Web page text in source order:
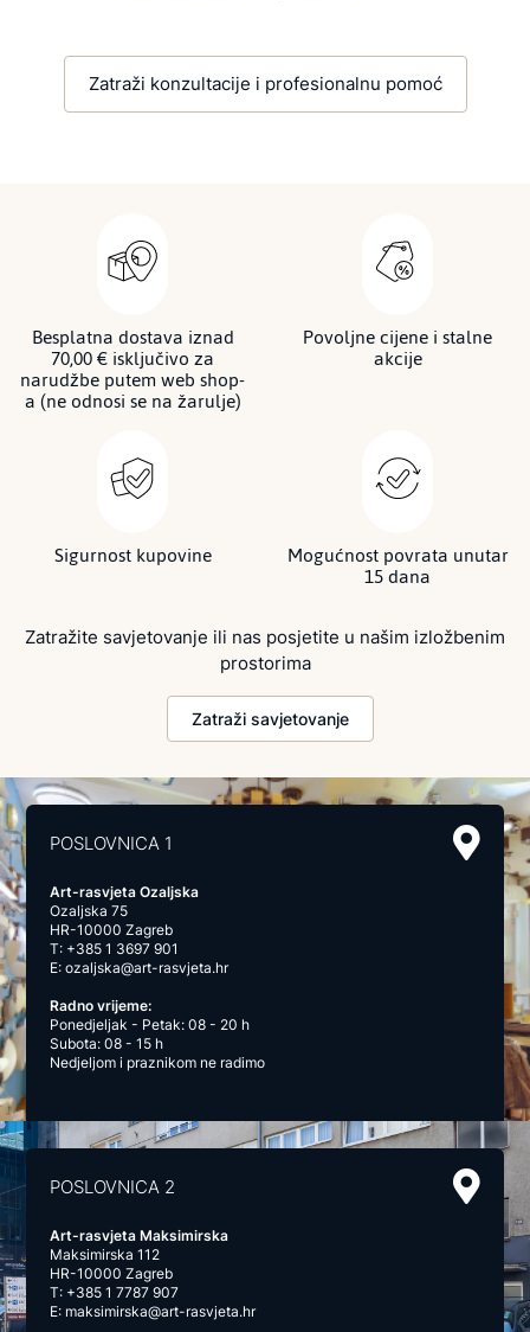
Zatraži konzultacije i profesionalnu pomoć
Besplatna dostava iznad
70,00 € isključivo za
narudžbe putem web shop-
a (ne odnosi se na žarulje)
Povoljne cijene i stalne
akcije
Sigurnost kupovine Mogućnost povrata unutar
15 dana
Zatražite savjetovanje ili nas posjetite u našim izložbenim
prostorima
Zatraži savjetovanje
POSLOVNICA 1
Art-rasvjeta Ozaljska
Ozaljska 75
HR-10000 Zagreb
T: +385 1 3697 901
E:ozaljska@art-rasvjeta.hr
Radno vrijeme:
Ponedjeljak - Petak: 08 - 20 h
Subota: 08 - 15 h
Nedjeljom i praznikom ne radimo
POSLOVNICA 2
Art-rasvjeta Maksimirska
Maksimirska 112
HR-10000 Zagreb
T: +385 1 7787 907
E: maksimirska@art-rasvjeta.hr